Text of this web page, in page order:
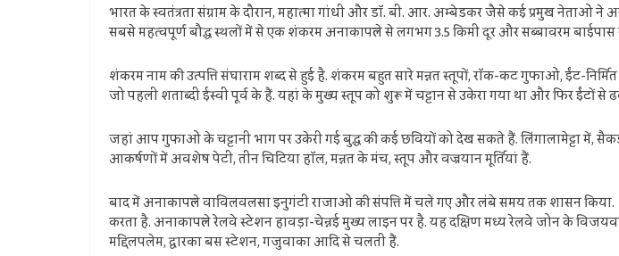
भारत के स्वतंत्रता संग्राम के दौरान, महात्मा गांधी और डॉ. बी. आर. अम्बेडकर जैसे कई प्रमुख नेताओं ने
सबसे महत्वपूर्ण बौद्ध स्थलों में से एक शंकरम अनाकापल्ले से लगभग 3.5 किमी दूर और सब्बावरम बाईपास
शंकरम नाम की उत्पत्ति संघाराम शब्द से हुई है. शंकरम बहुत सारे मन्नत स्तूपों, रॉक-कट गुफाओं, ईंट-निर्मित
जो पहली शताब्दी ईस्वी पूर्व के हैं. यहां के मुख्य स्तूप को शुरू में चट्टान से उकेरा गया था और फिर ईंटों से
जहां आप गुफाओं के चट्टानी भाग पर उकेरी गई बुद्ध की कई छवियों को देख सकते हैं. लिंगालामेट्टा में,
आकर्षणों में अवशेष पेटी, तीन चिटिया हॉल, मन्नत के मंच, स्तूप और वज्रयान मूर्तियां हैं.
बाद में अनाकापल्ले वाविलवलसा इनुगंटी राजाओं की संपत्ति में चले गए और लंबे समय तक शासन किया.
करता है. अनाकापल्ले रेलवे स्टेशन हावड़ा-चेन्नई मुख्य लाइन पर है. यह दक्षिण मध्य रेलवे जोन के
मद्दिलपलेम, द्वारका बस स्टेशन, गजुवाका आदि से चलती हैं.